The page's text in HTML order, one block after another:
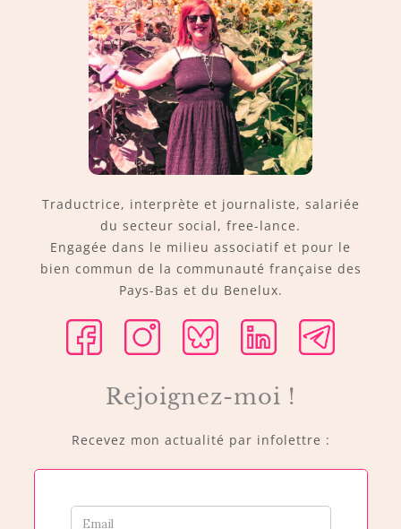
Traductrice, interprète et journaliste, salariée
du secteur social, free-lance.
Engagée dans le milieu associatif et pour le
bien commun de la communauté française des
Pays-Bas et du Benelux.
Rejoignez-moi !
Recevez mon actualité par infolettre :